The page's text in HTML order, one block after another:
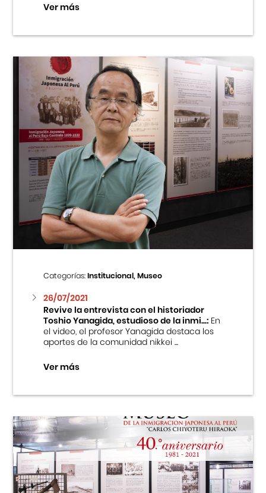
Ver más
Categorías:Institucional, Museo
26/07/2021
Revive la entrevista con el historiador
Toshio Yanagida, estudioso de la inmi...:En
el video, el profesor Yanagida destaca los
aportes de la comunidad nikkei ...
Ver más